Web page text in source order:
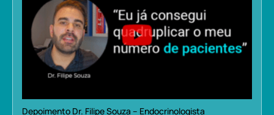
Depoimento Dr. Filipe Souza – Endocrinologista